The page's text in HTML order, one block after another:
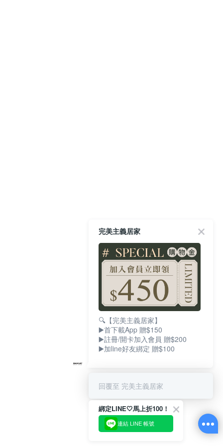
完美主義居家
🔍【完美主義居家】
▶️首下載App 贈$150
▶️註冊/開卡加入會員 贈$200
▶️加line好友綁定 贈$100
回覆至 完美主義居家
綁定LINE🤍馬上折100！
連結 LINE 帳號